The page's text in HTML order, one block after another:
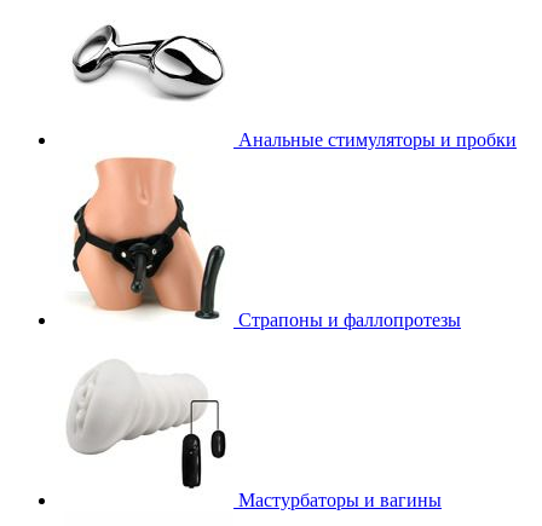
Анальные стимуляторы и пробки
Страпоны и фаллопротезы
Мастурбаторы и вагины